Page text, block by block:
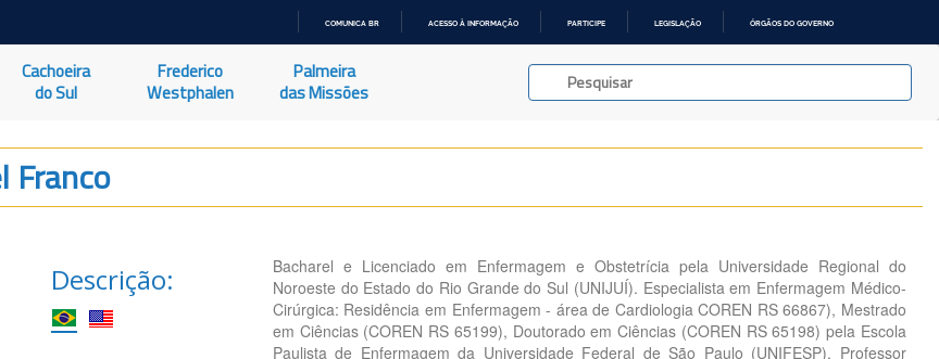
O
COMUNICA BR ACESSO À INFORMAÇÃO PARTICIPE LEGISLAÇÃO ÓRGÃOS DO GOVERNO
Cachoeira
do Sul
Frederico
Westphalen
Palmeira
das Missões
Franco
Descrição:
Bacharel e Licenciado em Enfermagem e Obstetrícia pela Universidade Regional do
Noroeste do Estado do Rio Grande do Sul (UNIJUÍ). Especialista em Enfermagem Médico-
Cirúrgica: Residência em Enfermagem - área de Cardiologia COREN RS 66867), Mestrado
em Ciências (COREN RS 65199), Doutorado em Ciências (COREN RS 65198) pela Escola
Paulista de Enfermagem da Universidade Federal de São Paulo (UNIFESP). Professor